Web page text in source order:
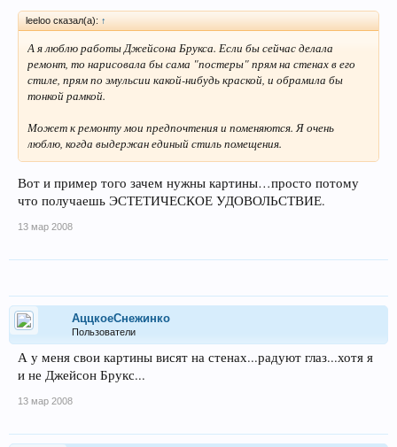
leeloo сказал(а): ↑
А я люблю работы Джейсона Брукса. Если бы сейчас делала
ремонт, то нарисовала бы сама "постеры" прям на стенах в его
стиле, прям по эмульсии какой-нибудь краской, и обрамила бы
тонкой рамкой.
Может к ремонту мои предпочтения и поменяются. Я очень
люблю, когда выдержан единый стиль помещения.
Вот и пример того зачем нужны картины…просто потому
что получаешь ЭСТЕТИЧЕСКОЕ УДОВОЛЬСТВИЕ.
13 мар 2008
АццкоеСнежинко
Пользователи
А у меня свои картины висят на стенах...радуют глаз...хотя я
и не Джейсон Брукс...
13 мар 2008